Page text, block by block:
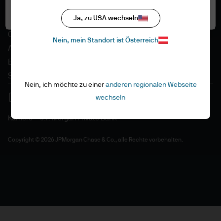
Regulative Vorschriften
Cookie-Richtlinien
Accessibility
EMEA Remuneration Policy
Sitemap
Karriere J.P. Morgan Private Bank
Copyright © 2026 JPMorgan Chase & Co., alle Rechte vorbehalten.
Ja, zu USA wechseln
Nein, mein Standort ist Österreich
Nein, ich möchte zu einer anderen regionalen Webseite
wechseln
Alle akzeptieren